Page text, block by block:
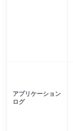
アプリケーション
ログ